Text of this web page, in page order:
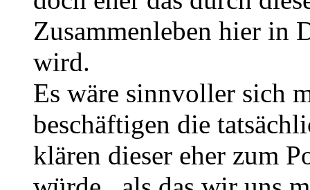
Zusammenleben hier in
wird.
Es wäre sinnvoller sich
beschäftigen die
klären dieser eher zum